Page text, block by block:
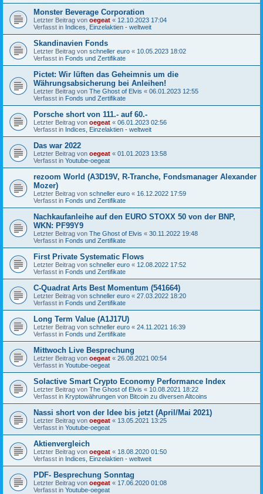
Monster Beverage Corporation
Letzter Beitrag von oegeat « 12.10.2023 17:04
Verfasst in Indices, Einzelaktien - weltweit
Skandinavien Fonds
Letzter Beitrag von schneller euro « 10.05.2023 18:02
Verfasst in Fonds und Zertifikate
Pictet: Wir lüften das Geheimnis um die
Währungsabsicherung bei Anleihen!
Letzter Beitrag von The Ghost of Elvis « 06.01.2023 12:55
Verfasst in Fonds und Zertifikate
Porsche short von 111.- auf 60.-
Letzter Beitrag von oegeat « 06.01.2023 02:56
Verfasst in Indices, Einzelaktien - weltweit
Das war 2022
Letzter Beitrag von oegeat « 01.01.2023 13:58
Verfasst in Youtube-oegeat
rezoom World (A3D19V, R-Tranche, Fondsmanager Alexander
Mozer)
Letzter Beitrag von schneller euro « 16.12.2022 17:59
Verfasst in Fonds und Zertifikate
Nachkaufanleihe auf den EURO STOXX 50 von der BNP,
WKN: PF99Y9
Letzter Beitrag von The Ghost of Elvis « 30.11.2022 19:48
Verfasst in Fonds und Zertifikate
First Private Systematic Flows
Letzter Beitrag von schneller euro « 12.08.2022 17:52
Verfasst in Fonds und Zertifikate
C-Quadrat Arts Best Momentum (541664)
Letzter Beitrag von schneller euro « 27.03.2022 18:20
Verfasst in Fonds und Zertifikate
Long Term Value (A1J17U)
Letzter Beitrag von schneller euro « 24.11.2021 16:39
Verfasst in Fonds und Zertifikate
Mittwoch Live Besprechung
Letzter Beitrag von oegeat « 26.08.2021 00:54
Verfasst in Youtube-oegeat
Solactive Smart Crypto Economy Performance Index
Letzter Beitrag von The Ghost of Elvis « 10.08.2021 18:22
Verfasst in Kryptowährungen von Bitcoin zu diversen Altcoins
Nassi short von der Idee bis jetzt (April/Mai 2021)
Letzter Beitrag von oegeat « 13.05.2021 13:25
Verfasst in Youtube-oegeat
Aktienvergleich
Letzter Beitrag von oegeat « 18.08.2020 01:50
Verfasst in Indices, Einzelaktien - weltweit
PDF- Besprechung Sonntag
Letzter Beitrag von oegeat « 17.06.2020 01:08
Verfasst in Youtube-oegeat